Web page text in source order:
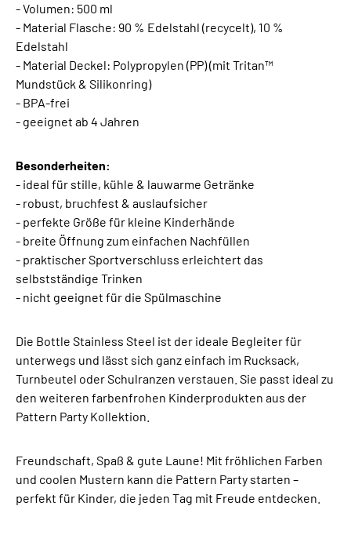
- Volumen: 500 ml
- Material Flasche: 90 % Edelstahl (recycelt), 10 %
Edelstahl
- Material Deckel: Polypropylen (PP) (mit Tritan™
Mundstück & Silikonring)
- BPA-frei
- geeignet ab 4 Jahren
Besonderheiten:
- ideal für stille, kühle & lauwarme Getränke
- robust, bruchfest & auslaufsicher
- perfekte Größe für kleine Kinderhände
- breite Öffnung zum einfachen Nachfüllen
- praktischer Sportverschluss erleichtert das
selbstständige Trinken
- nicht geeignet für die Spülmaschine
Die Bottle Stainless Steel ist der ideale Begleiter für
unterwegs und lässt sich ganz einfach im Rucksack,
Turnbeutel oder Schulranzen verstauen. Sie passt ideal zu
den weiteren farbenfrohen Kinderprodukten aus der
Pattern Party Kollektion.
Freundschaft, Spaß & gute Laune! Mit fröhlichen Farben
und coolen Mustern kann die Pattern Party starten –
perfekt für Kinder, die jeden Tag mit Freude entdecken.